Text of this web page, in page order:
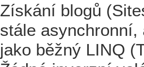
Získání blogů
stále
jako běžný LINQ